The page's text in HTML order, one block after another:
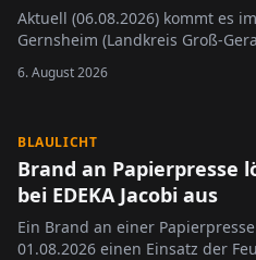
Aktuell (06.08.2026) kommt es
Gernsheim (Landkreis Groß-
6. August 2026
BLAULICHT
Brand an Papierpresse
bei EDEKA Jacobi aus
Ein Brand an einer
01.08.2026 einen Einsatz der